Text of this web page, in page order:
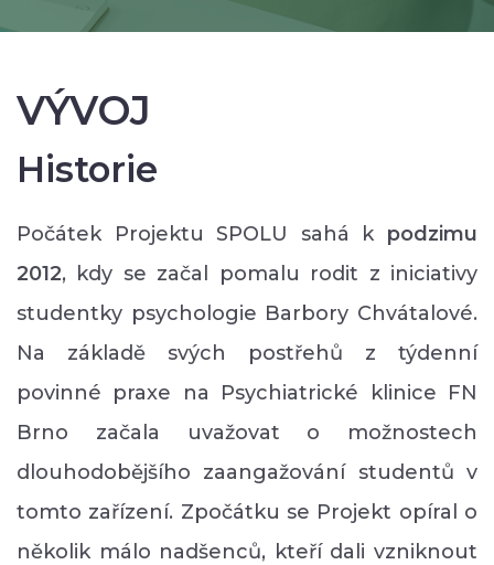
VÝVOJ
Historie
Počátek Projektu SPOLU sahá k podzimu
2012, kdy se začal pomalu rodit z iniciativy
studentky psychologie Barbory Chvátalové.
Na základě svých postřehů z týdenní
povinné praxe na Psychiatrické klinice FN
Brno začala uvažovat o možnostech
dlouhodobějšího zaangažování studentů v
tomto zařízení. Zpočátku se Projekt opíral o
několik málo nadšenců, kteří dali vzniknout